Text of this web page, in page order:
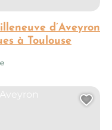
d’Aveyron
à Toulouse